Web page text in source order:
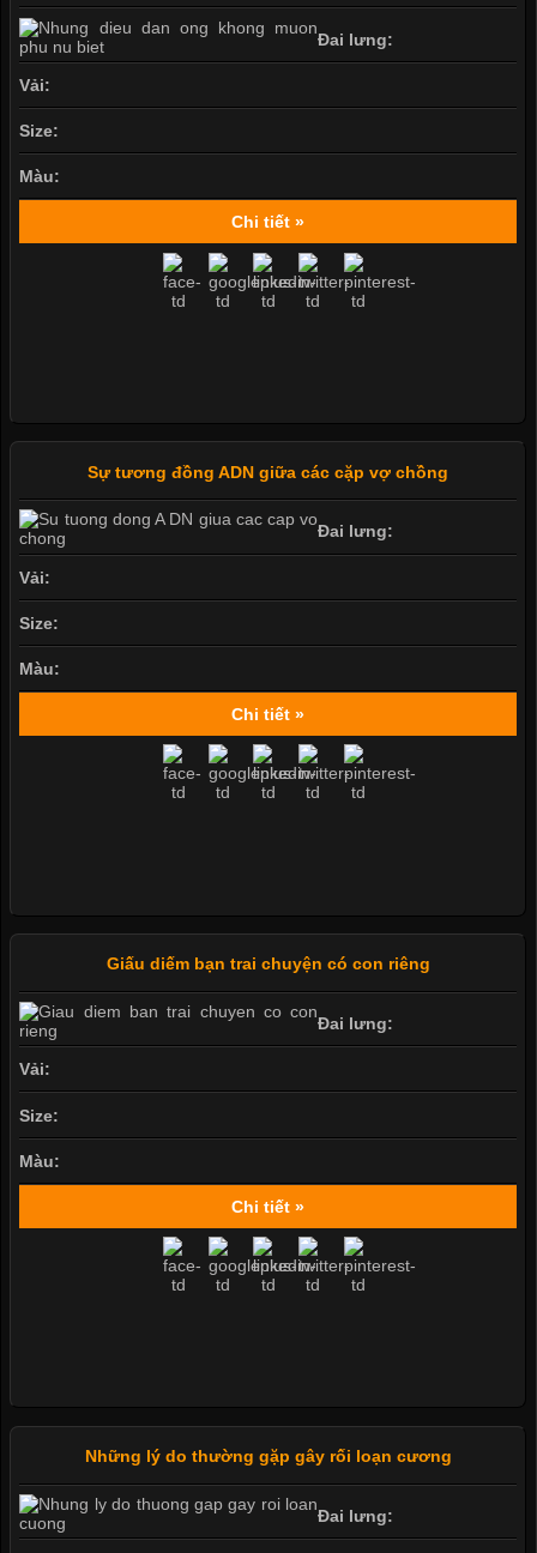
Đai lưng:
Vải:
Size:
Màu:
Chi tiết »
Sự tương đồng ADN giữa các cặp vợ chồng
Đai lưng:
Vải:
Size:
Màu:
Chi tiết »
Giấu diếm bạn trai chuyện có con riêng
Đai lưng:
Vải:
Size:
Màu:
Chi tiết »
Những lý do thường gặp gây rối loạn cương
Đai lưng: